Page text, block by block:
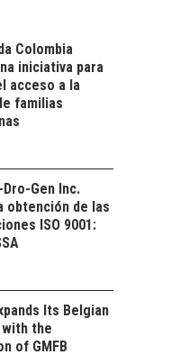
MÁS
para
DE
de
en
Y
AL
LA
Colombia
iniciativa para
acceso a la
familias
Dro-Gen Inc.
obtención de las
ISO 9001:
Its Belgian
with the
of GMFB